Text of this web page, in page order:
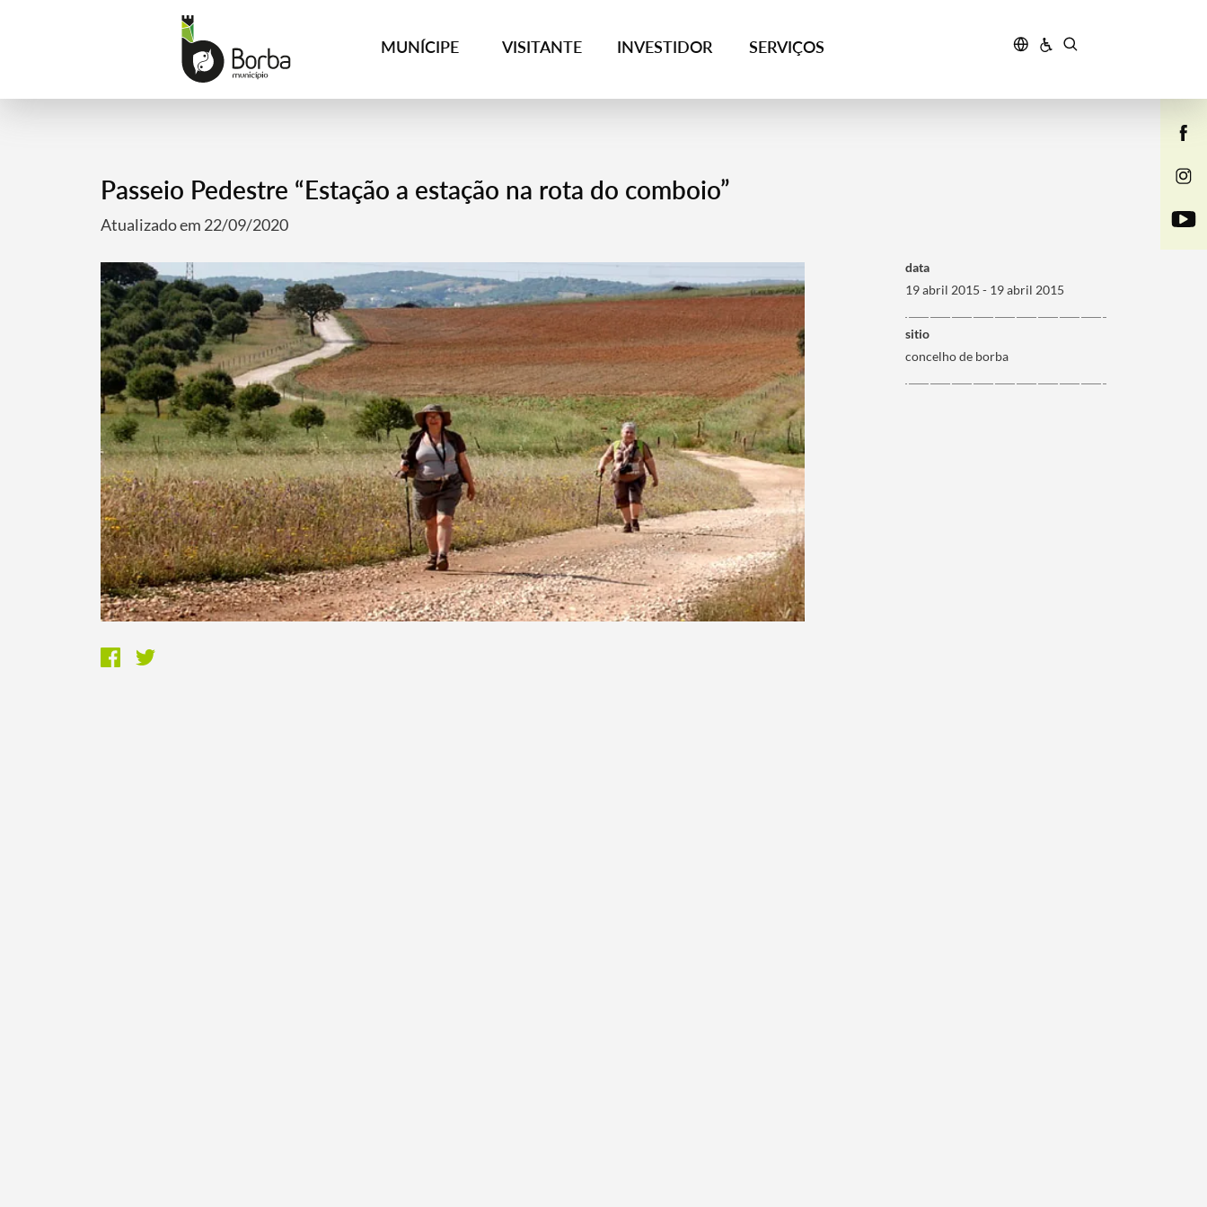
MUNÍCIPE VISITANTE INVESTIDOR SERVIÇOS
Passeio Pedestre “Estação a estação na rota do comboio”
Atualizado em 22/09/2020
data
19 abril 2015 - 19 abril 2015
sitio
concelho de borba